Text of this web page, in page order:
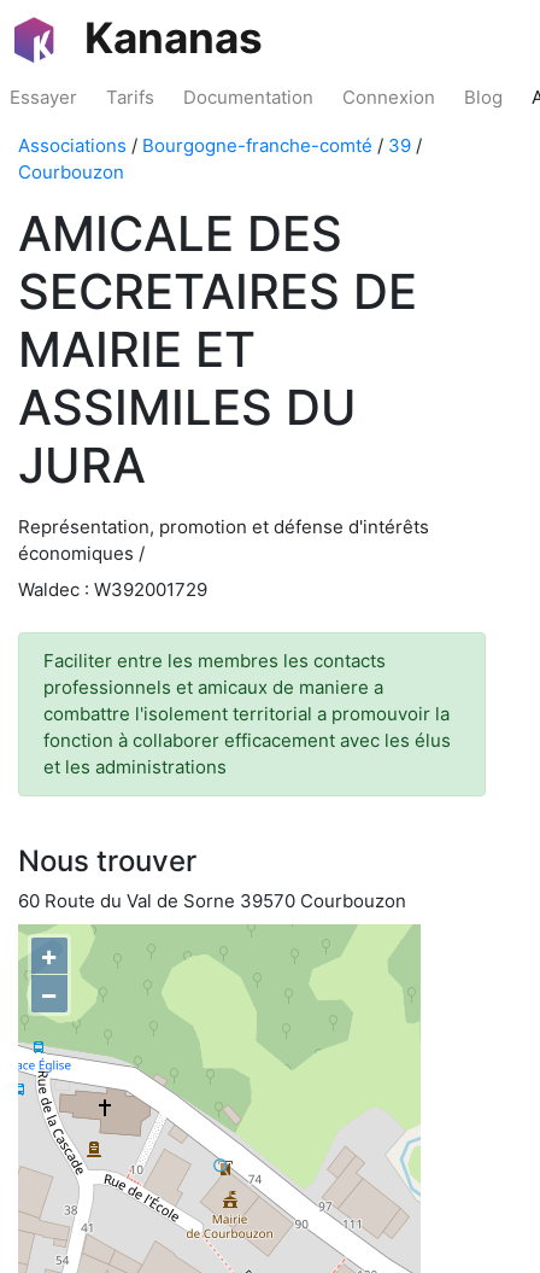
Kananas
Essayer Tarifs Documentation Connexion Blog
Associations / Bourgogne-franche-comté / 39 /
Courbouzon
AMICALE DES
SECRETAIRES DE
MAIRIE ET
ASSIMILES DU
JURA
Représentation, promotion et défense d'intérêts
économiques /
Waldec : W392001729
Faciliter entre les membres les contacts
professionnels et amicaux de maniere a
combattre l'isolement territorial a promouvoir la
fonction à collaborer efficacement avec les élus
et les administrations
Nous trouver
60 Route du Val de Sorne 39570 Courbouzon
+
−